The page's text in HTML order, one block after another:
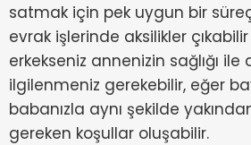
satmak için pek uygun bir
evrak işlerinde aksilikler
erkekseniz annenizin sağlığı
ilgilenmeniz gerekebilir, eğer
babanızla aynı şekilde
gereken koşullar oluşabilir.